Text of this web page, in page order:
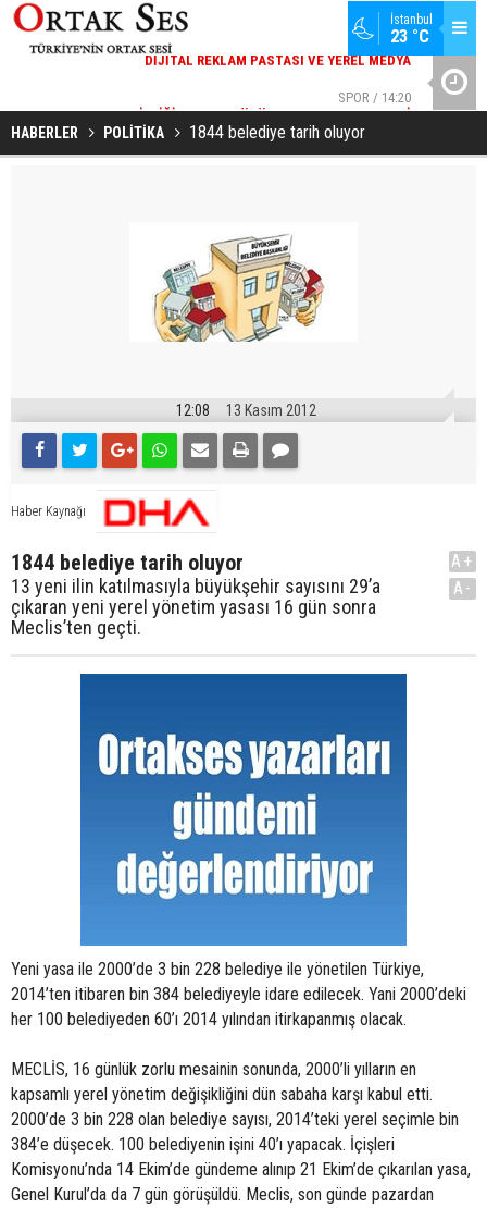
İstanbul
23 °C
SPOR / 14:20
HABERLER POLİTİKA 1844 belediye tarih oluyor
12:08 13 Kasım 2012
Haber Kaynağı
1844 belediye tarih oluyor
13 yeni ilin katılmasıyla büyükşehir sayısını 29’a
çıkaran yeni yerel yönetim yasası 16 gün sonra
Meclis’ten geçti.
A+
A-
Yeni yasa ile 2000’de 3 bin 228 belediye ile yönetilen Türkiye,
2014’ten itibaren bin 384 belediyeyle idare edilecek. Yani 2000’deki
her 100 belediyeden 60’ı 2014 yılından itirkapanmış olacak.
MECLİS, 16 günlük zorlu mesainin sonunda, 2000’li yılların en
kapsamlı yerel yönetim değişikliğini dün sabaha karşı kabul etti.
2000’de 3 bin 228 olan belediye sayısı, 2014’teki yerel seçimle bin
384’e düşecek. 100 belediyenin işini 40’ı yapacak. İçişleri
Komisyonu’nda 14 Ekim’de gündeme alınıp 21 Ekim’de çıkarılan yasa,
Genel Kurul’da da 7 gün görüşüldü. Meclis, son günde pazardan